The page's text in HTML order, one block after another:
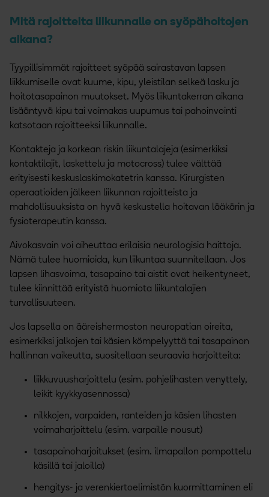
Mitä rajoitteita liikunnalle on syöpähoitojen
aikana?
Tyypillisimmät rajoitteet syöpää sairastavan lapsen
liikkumiselle ovat kuume, kipu, yleistilan selkeä lasku ja
hoitotasapainon muutokset. Myös liikuntakerran aikana
lisääntyvä kipu tai voimakas uupumus tai pahoinvointi
katsotaan rajoitteeksi liikunnalle.
Kontakteja ja korkean riskin liikuntalajeja (esimerkiksi
kontaktilajit, laskettelu ja motocross) tulee välttää
erityisesti keskuslaskimokatetrin kanssa. Kirurgisten
operaatioiden jälkeen liikunnan rajoitteista ja
mahdollisuuksista on hyvä keskustella hoitavan lääkärin ja
fysioterapeutin kanssa.
Aivokasvain voi aiheuttaa erilaisia neurologisia haittoja.
Nämä tulee huomioida, kun liikuntaa suunnitellaan. Jos
lapsen lihasvoima, tasapaino tai aistit ovat heikentyneet,
tulee kiinnittää erityistä huomiota liikuntalajien
turvallisuuteen.
Jos lapsella on ääreishermoston neuropatian oireita,
esimerkiksi jalkojen tai käsien kömpelyyttä tai tasapainon
hallinnan vaikeutta, suositellaan seuraavia harjoitteita:
liikkuvuusharjoittelu (esim. pohjelihasten venyttely,
leikit kyykkyasennossa)
nilkkojen, varpaiden, ranteiden ja käsien lihasten
voimaharjoittelu (esim. varpaille nousut)
tasapainoharjoitukset (esim. ilmapallon pompottelu
käsillä tai jaloilla)
hengitys- ja verenkiertoelimistön kuormittaminen eli